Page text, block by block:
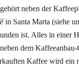
neben der
in Santa Marta (siehe
ist. Alles in einer
dem Kaffeeanbau-
Kaffee wird ein